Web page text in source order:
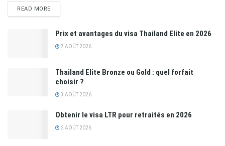
READ MORE
Prix et avantages du visa Thailand Elite en 2026
7 AOÛT 2026
Thailand Elite Bronze ou Gold : quel forfait
choisir ?
3 AOÛT 2026
Obtenir le visa LTR pour retraités en 2026
2 AOÛT 2026